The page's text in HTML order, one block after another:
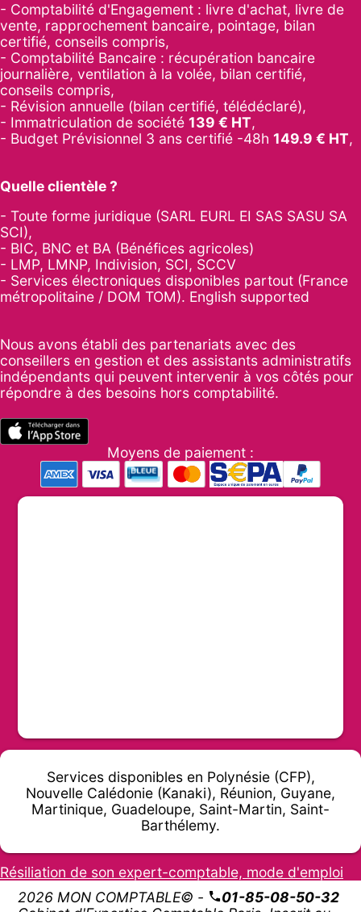
- Comptabilité d'Engagement : livre d'achat, livre de
vente, rapprochement bancaire, pointage, bilan
certifié, conseils compris,
- Comptabilité Bancaire : récupération bancaire
journalière, ventilation à la volée, bilan certifié,
conseils compris,
- Révision annuelle (bilan certifié, télédéclaré),
- Immatriculation de société 139 € HT,
- Budget Prévisionnel 3 ans certifié -48h 149.9 € HT,
Quelle clientèle ?
- Toute forme juridique (SARL EURL EI SAS SASU SA
SCI),
- BIC, BNC et BA (Bénéfices agricoles)
- LMP, LMNP, Indivision, SCI, SCCV
- Services électroniques disponibles partout (France
métropolitaine / DOM TOM). English supported
Nous avons établi des partenariats avec des
conseillers en gestion et des assistants administratifs
indépendants qui peuvent intervenir à vos côtés pour
répondre à des besoins hors comptabilité.
Moyens de paiement :
Services disponibles en Polynésie (CFP),
Nouvelle Calédonie (Kanaki), Réunion, Guyane,
Martinique, Guadeloupe, Saint-Martin, Saint-
Barthélemy.
Résiliation de son expert-comptable, mode d'emploi
2026 MON COMPTABLE© -
01-85-08-50-32